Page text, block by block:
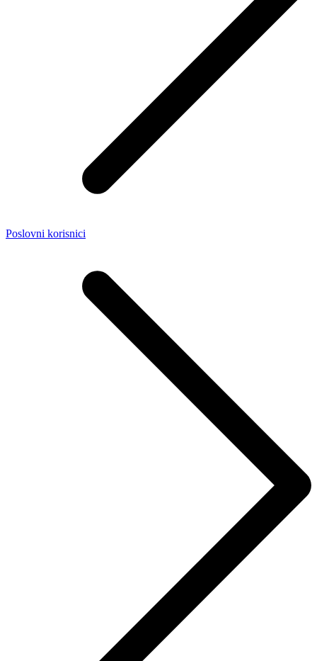
Poslovni korisnici